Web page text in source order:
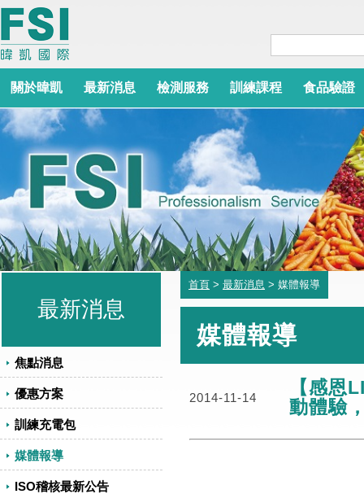
關於暐凱 最新消息 檢測服務 訓練課程 食品驗證
最新消息
焦點消息
優惠方案
訓練充電包
媒體報導
ISO稽核最新公告
首頁 > 最新消息 > 媒體報導
媒體報導
2014-11-14
【感恩
動體驗